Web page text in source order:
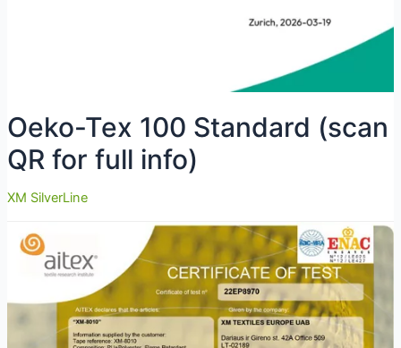
Oeko-Tex 100 Standard (scan
QR for full info)
XM SilverLine